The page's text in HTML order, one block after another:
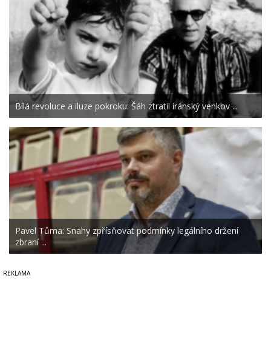
Bílá revoluce a iluze pokroku: Šáh ztratil íránský venkov ...
Pavel Tůma: Snahy zpřísňovat podmínky legálního držení
zbraní ...